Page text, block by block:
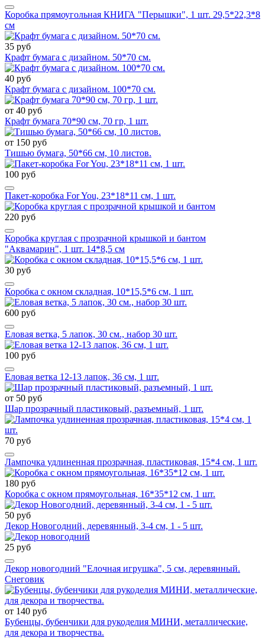
Коробка прямоугольная КНИГА "Перышки", 1 шт. 29,5*22,3*8
см
35 руб
Крафт бумага с дизайном. 50*70 см.
40 руб
Крафт бумага с дизайном. 100*70 см.
от 40 руб
Крафт бумага 70*90 см, 70 гр, 1 шт.
от 150 руб
Тишью бумага, 50*66 см, 10 листов.
100 руб
Пакет-коробка For You, 23*18*11 см, 1 шт.
220 руб
Коробка круглая с прозрачной крышкой и бантом
"Аквамарин", 1 шт. 14*8,5 см
30 руб
Коробка с окном складная, 10*15,5*6 см, 1 шт.
600 руб
Еловая ветка, 5 лапок, 30 см., набор 30 шт.
100 руб
Еловая ветка 12-13 лапок, 36 см, 1 шт.
от 50 руб
Шар прозрачный пластиковый, разъемный, 1 шт.
70 руб
Лампочка удлиненная прозрачная, пластиковая, 15*4 см, 1 шт.
180 руб
Коробка с окном прямоугольная, 16*35*12 см, 1 шт.
50 руб
Декор Новогодний, деревянный, 3-4 см, 1 - 5 шт.
25 руб
Декор новогодний "Елочная игрушка", 5 см, деревянный.
Снеговик
от 140 руб
Бубенцы, бубенчики для рукоделия МИНИ, металлические,
для декора и творчества.